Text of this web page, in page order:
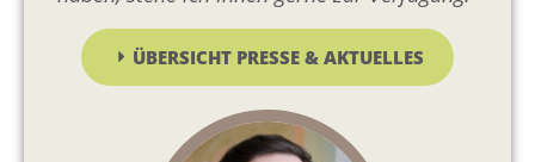
ÜBERSICHT PRESSE & AKTUELLES